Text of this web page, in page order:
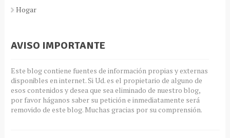
Hogar
AVISO IMPORTANTE
Este blog contiene fuentes de información propias y externas
disponibles en internet. Si Ud. es el propietario de alguno de
esos contenidos y desea que sea eliminado de nuestro blog,
por favor háganos saber su petición e inmediatamente será
removido de este blog. Muchas gracias por su comprensión.